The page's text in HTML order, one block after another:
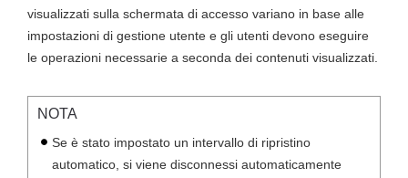
visualizzati sulla schermata di accesso variano in base alle
impostazioni di gestione utente e gli utenti devono eseguire
le operazioni necessarie a seconda dei contenuti visualizzati.
NOTA
Se è stato impostato un intervallo di ripristino
automatico, si viene disconnessi automaticamente